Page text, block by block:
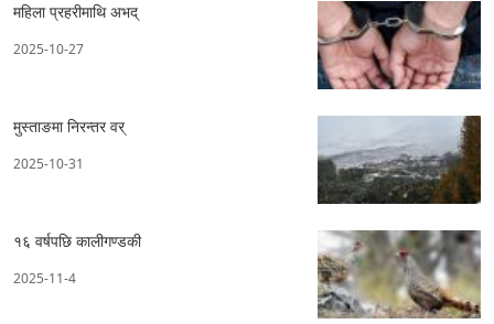
महिला प्रहरीमाथि अभद्
2025-10-27
मुस्ताङमा निरन्तर वर्
2025-10-31
१६ वर्षपछि कालीगण्डकी
2025-11-4